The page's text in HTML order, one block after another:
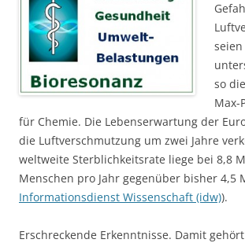
so
Max-
für Chemie. Die Lebenserwartung der
die Luftverschmutzung um zwei Jahre
weltweite Sterblichkeitsrate liege bei 8,8
Menschen pro Jahr gegenüber bisher 4,5
Informationsdienst Wissenschaft (idw)).
Erschreckende Erkenntnisse. Damit